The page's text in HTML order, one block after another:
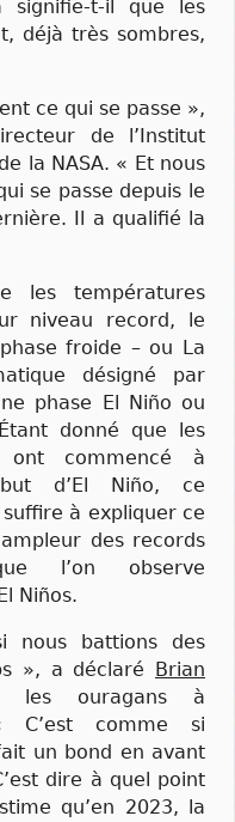
signifie-t-il que les
déjà très sombres,
ce qui se passe »,
de l’Institut
la NASA. « Et nous
se passe depuis le
Il a qualifié la
les températures
niveau record, le
froide – ou La
désigné par
phase El Niño ou
donné que les
ont commencé à
d’El Niño, ce
à expliquer ce
des records
l’on observe
Niños.
nous battions des
», a déclaré
Brian
les ouragans à
C’est comme si
un bond en avant
dire à quel point
qu’en 2023, la